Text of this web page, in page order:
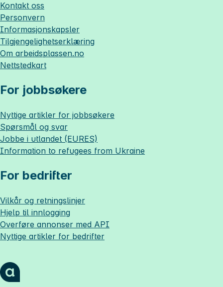
Kontakt oss
Personvern
Informasjonskapsler
Tilgjengelighetserklæring
Om arbeidsplassen.no
Nettstedkart
For jobbsøkere
Nyttige artikler for jobbsøkere
Spørsmål og svar
Jobbe i utlandet (EURES)
Information to refugees from Ukraine
For bedrifter
Vilkår og retningslinjer
Hjelp til innlogging
Overføre annonser med API
Nyttige artikler for bedrifter